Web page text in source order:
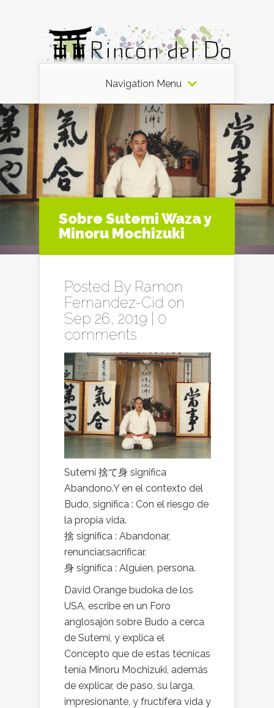
Navigation Menu
Sobre Sutemi Waza y
Minoru Mochizuki
Posted By Ramon
Fernandez-Cid on
Sep 26, 2019 | 0
comments
Sutemi 捨て身 significa
Abandono.Y en el contexto del
Budo, significa : Con el riesgo de
la propia vida.
捨 significa : Abandonar,
renunciar,sacrificar.
身 significa : Alguien, persona.
David Orange budoka de los
USA, escribe en un Foro
anglosajón sobre Budo a cerca
de Sutemi, y explica el
Concepto que de estas técnicas
tenía Minoru Mochizuki, además
de explicar, de paso, su larga,
impresionante, y fructífera vida y